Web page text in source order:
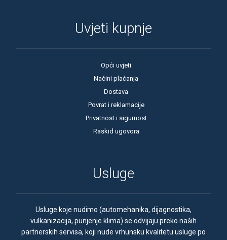
Uvjeti kupnje
Opći uvjeti
Načini plaćanja
Dostava
Povrat i reklamacije
Privatnost i sigurnost
Raskid ugovora
Usluge
Usluge koje nudimo (automehanika, dijagnostika,
vulkanizacija, punjenje klima) se odvijaju preko naših
partnerskih servisa, koji nude vrhunsku kvalitetu usluge po